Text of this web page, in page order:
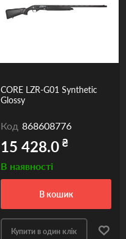
CORE LZR-G01 Synthetic
Glossy
Код 868608776
15 428.0₴
В наявності
в кошик
Купити в один клік